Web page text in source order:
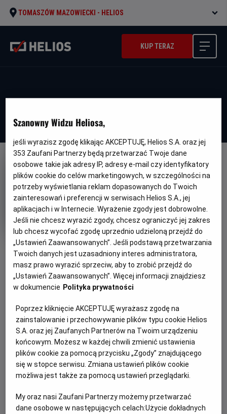
TOMASZÓW MAZOWIECKI - HELIOS
KUP TERAZ
Psy i koty 3: Łapa w łapę
Oryginalny
tytuł
Cats & Dogs 3: Paws Unite Gatunek
Komedia /
Familijny / Akcja
Minimalny
wiek
Od 7 lat
trwania
84 min
Kraj
rok
produkcji
USA
PREMIERA
REŻYSERIA SCENARIUSZ
Scott Bindley
OBSADA
Sarah Giles, Max Greenfield, George Lopez
WIĘCEJ SZCZEGÓŁÓW
Mija 10 lat od stworzenia zaawansowanego
międzygatunkowego systemu ochrony, opracowanego i
monitorowanego zarówno przez koty, jak i psy. Jego celem
jest utrzymanie pokoju w przypadku sporów. Ale pewien
złoczyńca, spec od techniki, włamuje się do sieci
częstotliwościami, słyszanymi tylko przez zwierzęta,
doprowadzając do konfliktu. Globalna wojna między psami a
Szanowny Widzu Heliosa,
jeśli wyrazisz zgodę klikając AKCEPTUJĘ, Helios S.A. oraz jej
353 Zaufani Partnerzy będą przetwarzać Twoje dane
osobowe takie jak adresy IP, adresy e-mail czy identyfikatory
plików cookie do celów marketingowych, w szczególności na
potrzeby wyświetlania reklam dopasowanych do Twoich
zainteresowań i preferencji w serwisach Helios S.A., jej
aplikacjach i w Internecie. Wyrażenie zgody jest dobrowolne.
Jeśli nie chcesz wyrazić zgody, chcesz ograniczyć jej zakres
lub chcesz wycofać zgodę uprzednio udzieloną przejdź do
„Ustawień Zaawansowanych”. Jeśli podstawą przetwarzania
Twoich danych jest uzasadniony interes administratora,
masz prawo wyrazić sprzeciw, aby to zrobić przejdź do
„Ustawień Zaawansowanych”. Więcej informacji znajdziesz
w dokumencie Polityka prywatności
Poprzez kliknięcie AKCEPTUJĘ wyrażasz zgodę na
zainstalowanie i przechowywanie plików typu cookie Helios
S.A. oraz jej Zaufanych Partnerów na Twoim urządzeniu
końcowym. Możesz w każdej chwili zmienić ustawienia
plików cookie za pomocą przycisku „Zgody” znajdującego
się w stopce serwisu. Zmiana ustawień plików cookie
możliwa jest także za pomocą ustawień przeglądarki.
My oraz nasi Zaufani Partnerzy możemy przetwarzać
dane osobowe w następujących celach:Użycie dokładnych